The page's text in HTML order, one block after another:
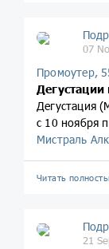
07
Промоутер,
Дегустации
Дегустация
с 10 ноября
Мистраль
Читать
21